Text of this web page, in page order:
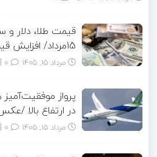
قیمت طلا، دلار و
15مرداد/ افزایش قیمت ها + جدول
مرداد ۱۵, ۱۴۰۵
پرواز
در ارتفاع بالا /
مرداد ۱۵, ۱۴۰۵